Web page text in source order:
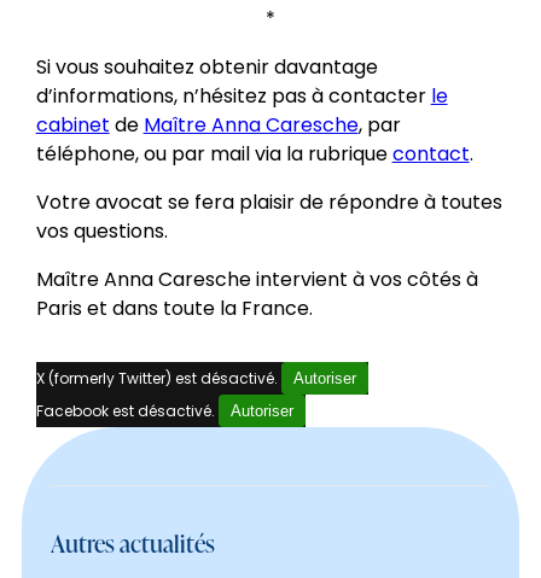
*
Si vous souhaitez obtenir davantage
d’informations, n’hésitez pas à contacter le
cabinet de Maître Anna Caresche, par
téléphone, ou par mail via la rubriquecontact.
Votre avocat se fera plaisir de répondre à toutes
vos questions.
Maître Anna Caresche intervient à vos côtés à
Paris et dans toute la France.
X (formerly Twitter) est désactivé. Autoriser
Facebook est désactivé. Autoriser
Autres actualités